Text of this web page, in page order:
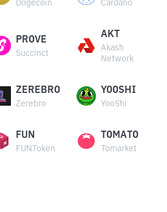
Dogecoin Cardano
PROVE
Succinct
AKT
Akash
Network
ZEREBRO
Zerebro
YOOSHI
YooShi
FUN
FUNToken
TOMATO
Tomarket